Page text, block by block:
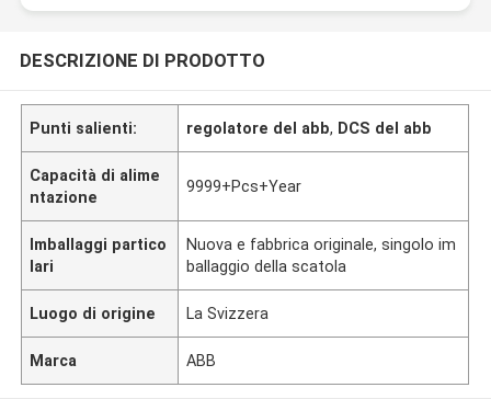
DESCRIZIONE DI PRODOTTO
Punti salienti: regolatore del abb, DCS del abb
Capacità di alime
ntazione
9999+Pcs+Year
Imballaggi partico
lari
Nuova e fabbrica originale, singolo im
ballaggio della scatola
Luogo di origine La Svizzera
Marca ABB